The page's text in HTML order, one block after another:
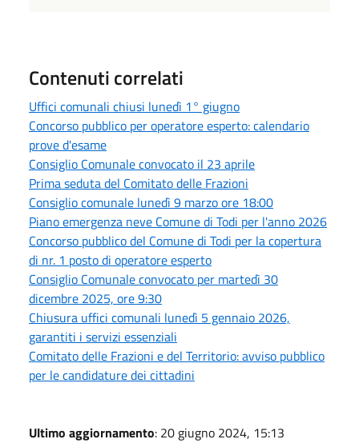
Contenuti correlati
Uffici comunali chiusi lunedì 1° giugno
Concorso pubblico per operatore esperto: calendario
prove d'esame
Consiglio Comunale convocato il 23 aprile
Prima seduta del Comitato delle Frazioni
Consiglio comunale lunedì 9 marzo ore 18:00
Piano emergenza neve Comune di Todi per l'anno 2026
Concorso pubblico del Comune di Todi per la copertura
di nr. 1 posto di operatore esperto
Consiglio Comunale convocato per martedì 30
dicembre 2025, ore 9:30
Chiusura uffici comunali lunedì 5 gennaio 2026,
garantiti i servizi essenziali
Comitato delle Frazioni e del Territorio: avviso pubblico
per le candidature dei cittadini
Ultimo aggiornamento: 20 giugno 2024, 15:13